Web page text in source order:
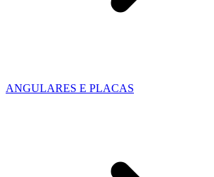
ANGULARES E PLACAS